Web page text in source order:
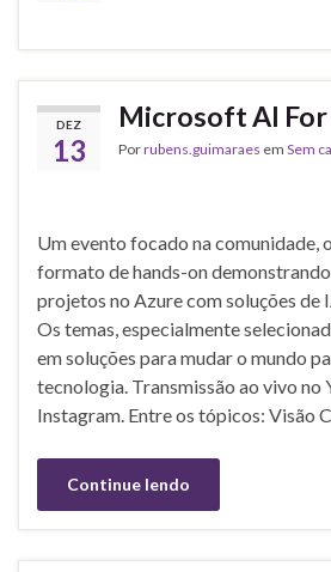
DEZ
13
Microsoft AI For
Porrubens.guimaraes em Sem
Um evento focado na comunidade,
formato de hands-on
projetos no Azure com soluções de
Os temas, especialmente
em soluções para mudar o mundo
tecnologia. Transmissão ao vivo no
Instagram. Entre os tópicos: Visão
Continue lendo